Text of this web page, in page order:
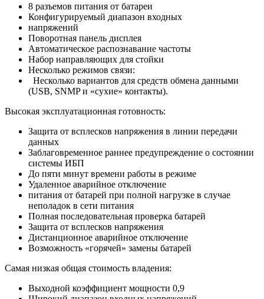
8 разъемов питания от батареи
Конфигурируемый диапазон входных
напряжений
Поворотная панель дисплея
Автоматическое распознавание частоты
Набор направляющих для стойки
Несколько режимов связи:
Несколько вариантов для средств обмена данными
(USB, SNMP и «сухие» контакты).
Высокая эксплуатационная готовность:
Защита от всплесков напряжения в линии передачи
данных
Заблаговременное раннее предупреждение о состоянии
системы ИБП
До пяти минут времени работы в режиме
Удаленное аварийное отключение
питания от батарей при полной нагрузке в случае
неполадок в сети питания
Полная последовательная проверка батарей
Защита от всплесков напряжения
Дистанционное аварийное отключение
Возможность «горячей» замены батарей
Самая низкая общая стоимость владения:
Выходной коэффициент мощности 0,9